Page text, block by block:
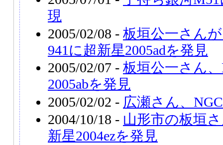
現
2005/02/08 - 板垣公一さん
941に超新星2005adを発見
2005/02/07 - 板垣公一さん
2005abを発見
2005/02/02 - 広瀬さん、
2004/10/18 - 山形市の板垣
新星2004ezを発見